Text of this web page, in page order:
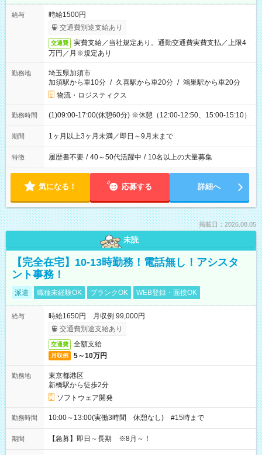
給与
時給1500円
交通費別途支給あり
交通費
実費支給／当社規定あり。通勤交通費実費支払／上限4
万円／月※規定あり
勤務地
埼玉県加須市
加須駅から車10分 / 久喜駅から車20分 / 鴻巣駅から車20分
物流・ロジスティクス
勤務時間 (1)09:00-17:00(休憩60分) ※休憩（12:00-12:50、15:00-15:10）
期間 1ヶ月以上3ヶ月未満／即日～9月末まで
特徴 履歴書不要 / 40～50代活躍中 / 10名以上の大量募集
気になる！ 応募する 詳細へ
掲載日：2026.08.05
未読
【完全在宅】10-13時勤務！電話無し！アシスタ
ント事務！
派遣 職種未経験OK ブランクOK WEB登録・面接OK
給与
時給1650円 月収例 99,000円
交通費別途支給あり
交通費 全額支給
月収例 5～10万円
勤務地
東京都港区
新橋駅から徒歩2分
ソフトウェア開発
勤務時間 10:00～13:00(実働3時間 休憩なし) #15時まで
期間 【急募】即日～長期 ※8月～！